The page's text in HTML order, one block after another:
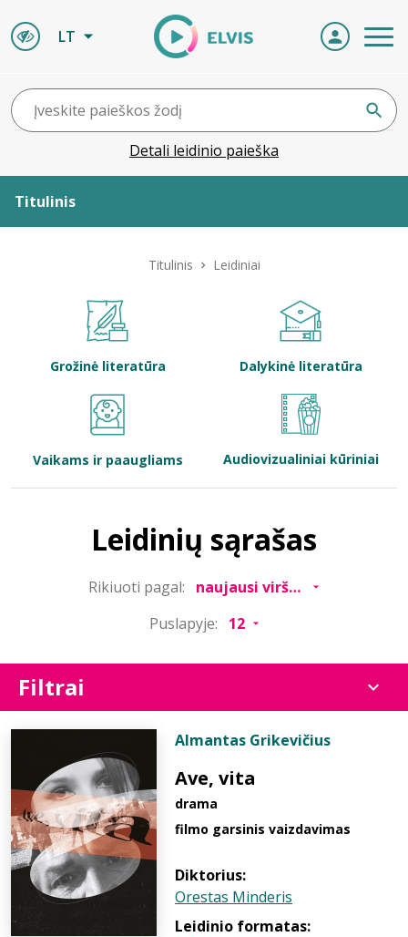
LT
Detali leidinio paieška
Titulinis
Bibliotekoms
Titulinis Leidiniai
Grožinė literatūra Dalykinė literatūra
Vaikams ir paaugliams Audiovizualiniai kūriniai
Leidinių sąrašas
Rikiuoti pagal:
Puslapyje:
Filtrai
Almantas Grikevičius
Ave, vita
drama
filmo garsinis vaizdavimas
Diktorius:
Orestas Minderis
Leidinio formatas: